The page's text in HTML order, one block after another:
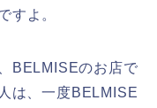
すよ。
BELMISEのお店で
は、一度BELMISE